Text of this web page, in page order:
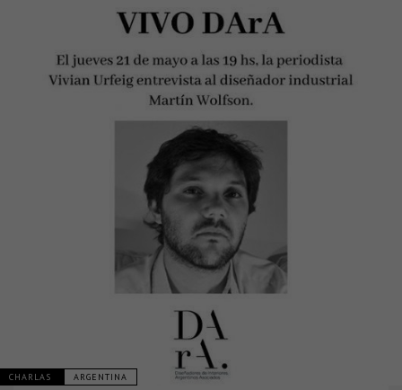
CHARLAS ARGENTINA